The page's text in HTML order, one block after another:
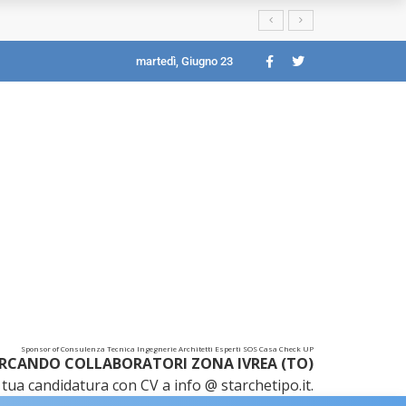
martedì, Giugno 23
Sponsor of Consulenza Tecnica Ingegnerie Architetti Esperti SOS Casa Check UP
COLLABORATORI ZONA IVREA (TO)
candidatura con CV a info @ starchetipo.it.